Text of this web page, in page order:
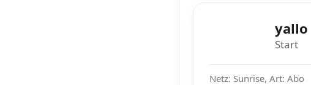
yallo
Start
Netz: Sunrise, Art: Abo